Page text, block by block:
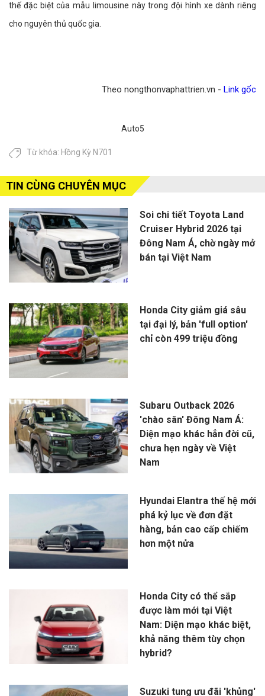
thế đặc biệt của mẫu limousine này trong đội hình xe dành riêng
cho nguyên thủ quốc gia.
Theo nongthonvaphattrien.vn - Link gốc
Auto5
Từ khóa: Hồng Kỳ N701
TIN CÙNG CHUYÊN MỤC
Soi chi tiết Toyota Land
Cruiser Hybrid 2026 tại
Đông Nam Á, chờ ngày mở
bán tại Việt Nam
Honda City giảm giá sâu
tại đại lý, bản 'full option'
chỉ còn 499 triệu đồng
Subaru Outback 2026
'chào sân' Đông Nam Á:
Diện mạo khác hẳn đời cũ,
chưa hẹn ngày về Việt
Nam
Hyundai Elantra thế hệ mới
phá kỷ lục về đơn đặt
hàng, bản cao cấp chiếm
hơn một nửa
Honda City có thể sắp
được làm mới tại Việt
Nam: Diện mạo khác biệt,
khả năng thêm tùy chọn
hybrid?
Suzuki tung ưu đãi 'khủng'